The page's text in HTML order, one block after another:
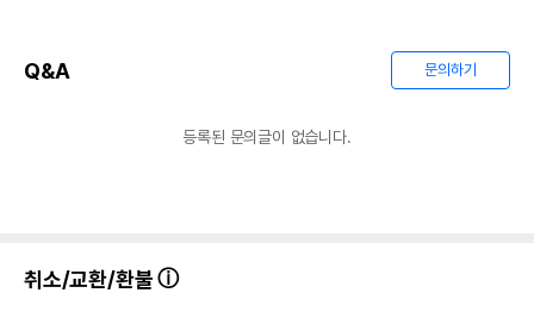
Q&A 문의하기
등록된 문의글이 없습니다.
취소/교환/환불